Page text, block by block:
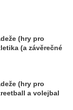
(hry pro
(a závěrečné
(hry pro
a volejbal